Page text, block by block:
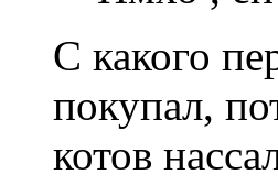
С какого
покупал,
котов